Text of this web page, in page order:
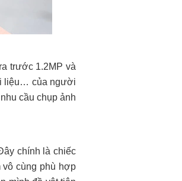
trước 1.2MP và
liệu… của người
cầu chụp ảnh
chính là chiếc
vô cùng phù hợp